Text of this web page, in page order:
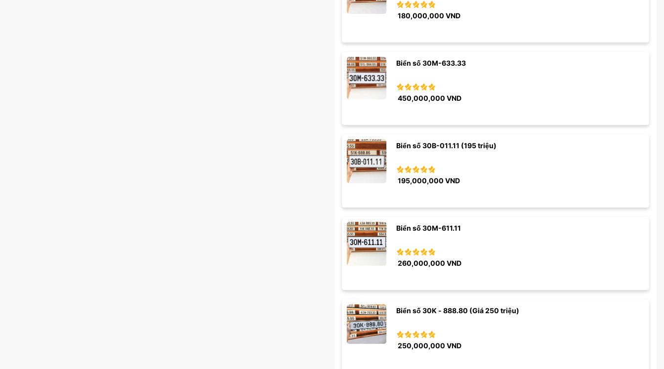
180,000,000 VND
Biển số 30M-633.33
450,000,000 VND
Biển số 30B-011.11 (195 triệu)
195,000,000 VND
Biển số 30M-611.11
260,000,000 VND
Biển số 30K - 888.80 (Giá 250 triệu)
250,000,000 VND